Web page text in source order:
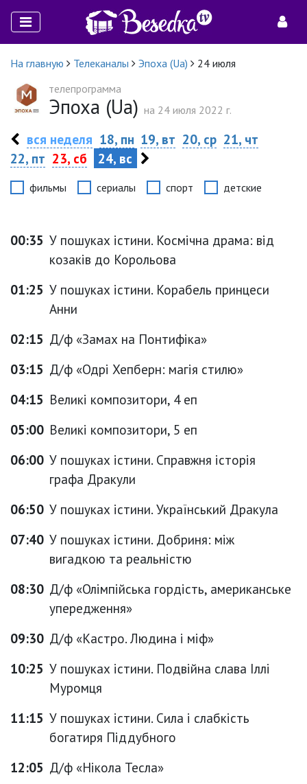
На главную Телеканалы Эпоха (Ua)
24 июля
телепрограмма
Эпоха (Ua) на 24 июля 2022 г.
вся неделя 18, пн 19, вт 20, ср 21, чт
22, пт 23, сб 24, вс
фильмы сериалы спорт детские
00:35 У пошуках істини. Космічна драма: від
козаків до Корольова
01:25 У пошуках істини. Корабель принцеси
Анни
02:15 Д/ф «Замах на Понтифіка»
03:15 Д/ф «Одрі Хепберн: магія стилю»
04:15 Великі композитори, 4 еп
05:00 Великі композитори, 5 еп
06:00 У пошуках істини. Справжня історія
графа Дракули
06:50 У пошуках істини. Український Дракула
07:40 У пошуках істини. Добриня: між
вигадкою та реальністю
08:30 Д/ф «Олімпійська гордість, американське
упередження»
09:30 Д/ф «Кастро. Людина і міф»
10:25 У пошуках істини. Подвійна слава Іллі
Муромця
11:15 У пошуках істини. Сила і слабкість
богатиря Піддубного
12:05 Д/ф «Нікола Тесла»